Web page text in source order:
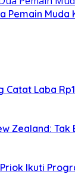
Pemain
Laba
Zealand:
Ikuti